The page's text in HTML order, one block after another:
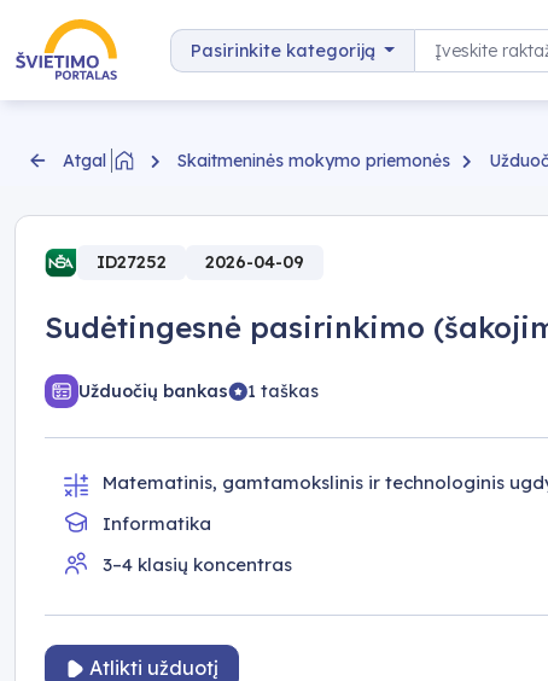
Pereiti prie turinio
Pasirinkite kategoriją
Paieška
Atgal Skaitmeninės mokymo priemonės
ID27252 2026-04-09
Sudėtingesnė pasirinkimo
Užduočių bankas 1 taškas
Matematinis, gamtamokslinis ir technologinis
Informatika
3–4 klasių koncentras
Atlikti užduotį